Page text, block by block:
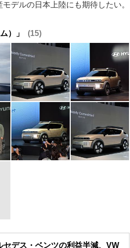
デルの日本上陸にも期待したい。
）」 15
セデス・ベンツの利益半減、VW